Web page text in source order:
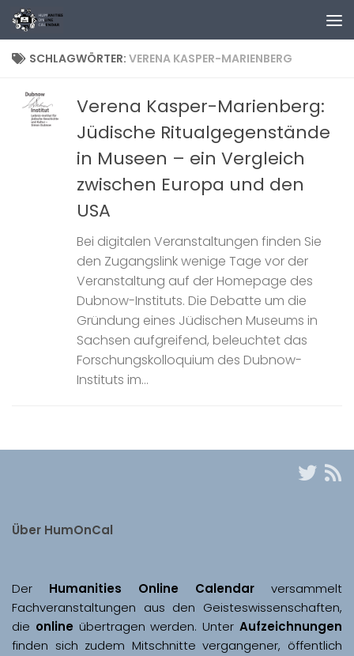
Zum Inhalt springen
SCHLAGWÖRTER: VERENA KASPER-MARIENBERG
Verena Kasper-Marienberg:
Jüdische Ritualgegenstände
in Museen – ein Vergleich
zwischen Europa und den
USA
Bei digitalen Veranstaltungen finden Sie
den Zugangslink wenige Tage vor der
Veranstaltung auf der Homepage des
Dubnow-Instituts. Die Debatte um die
Gründung eines Jüdischen Museums in
Sachsen aufgreifend, beleuchtet das
Forschungskolloquium des Dubnow-
Instituts im...
Über HumOnCal
Der Humanities Online Calendar versammelt
Fachveranstaltungen aus den Geisteswissenschaften,
die online übertragen werden. Unter Aufzeichnungen
finden sich zudem Mitschnitte vergangener, öffentlich